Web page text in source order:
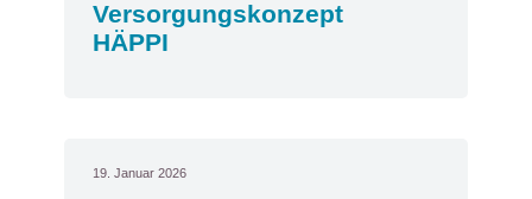
Versorgungskonzept
HÄPPI
19. Januar 2026